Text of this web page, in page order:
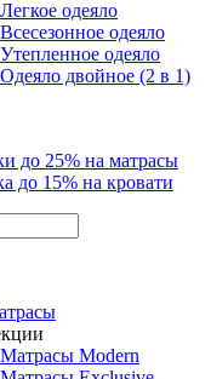
Легкое одеяло
Всесезонное одеяло
Утепленное одеяло
Одеяло двойное (2 в 1)
до 25% на матрасы
до 15% на кровати
Матрасы Modern